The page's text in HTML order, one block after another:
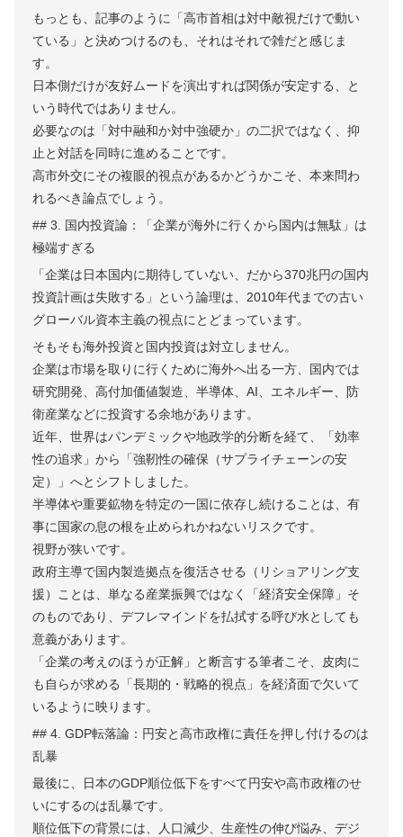
もっとも、記事のように「高市首相は対中敵視だけで動い
ている」と決めつけるのも、それはそれで雑だと感じま
す。
日本側だけが友好ムードを演出すれば関係が安定する、と
いう時代ではありません。
必要なのは「対中融和か対中強硬か」の二択ではなく、抑
止と対話を同時に進めることです。
高市外交にその複眼的視点があるかどうかこそ、本来問わ
れるべき論点でしょう。
## 3. 国内投資論：「企業が海外に行くから国内は無駄」は
極端すぎる
「企業は日本国内に期待していない、だから370兆円の国内
投資計画は失敗する」という論理は、2010年代までの古い
グローバル資本主義の視点にとどまっています。
そもそも海外投資と国内投資は対立しません。
企業は市場を取りに行くために海外へ出る一方、国内では
研究開発、高付加価値製造、半導体、AI、エネルギー、防
衛産業などに投資する余地があります。
近年、世界はパンデミックや地政学的分断を経て、「効率
性の追求」から「強靭性の確保（サプライチェーンの安
定）」へとシフトしました。
半導体や重要鉱物を特定の一国に依存し続けることは、有
事に国家の息の根を止められかねないリスクです。
視野が狭いです。
政府主導で国内製造拠点を復活させる（リショアリング支
援）ことは、単なる産業振興ではなく「経済安全保障」そ
のものであり、デフレマインドを払拭する呼び水としても
意義があります。
「企業の考えのほうが正解」と断言する筆者こそ、皮肉に
も自らが求める「長期的・戦略的視点」を経済面で欠いて
いるように映ります。
## 4. GDP転落論：円安と高市政権に責任を押し付けるのは
乱暴
最後に、日本のGDP順位低下をすべて円安や高市政権のせ
いにするのは乱暴です。
順位低下の背景には、人口減少、生産性の伸び悩み、デジ